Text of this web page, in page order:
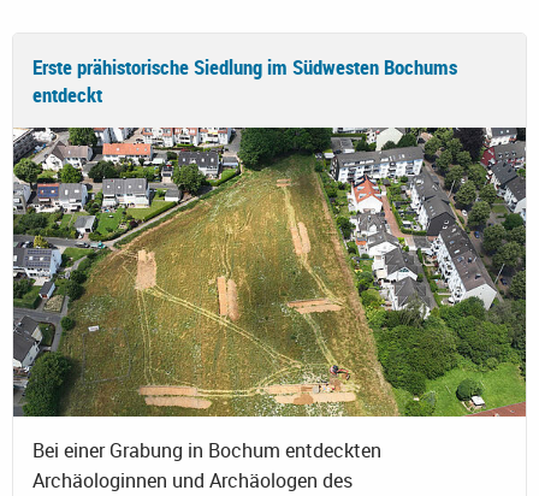
Erste prähistorische Siedlung im Südwesten Bochums
entdeckt
Bei einer Grabung in Bochum entdeckten
Archäologinnen und Archäologen des